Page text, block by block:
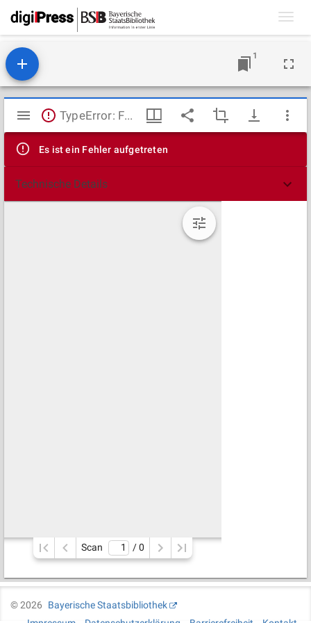
1
Mirador
Viewer
TypeError: Failed to fetch
Es ist ein Fehler aufgetreten
Technische Details
Scan / 0
©2026
Bayerische Staatsbibliothek